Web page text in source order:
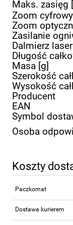
Maks. zasięg
Zoom cyfrowy
Zoom
Zasilanie
Dalmierz
Długość
Masa [g]
Szerokość
Wysokość
Producent
EAN
Symbol
Osoba
Koszty
Cena nie zawiera
Paczkomat
Dostawa kurierem